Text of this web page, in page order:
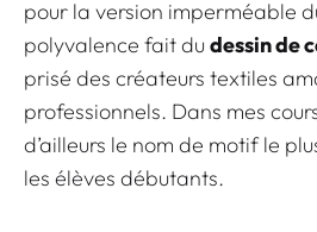
pour la version imperméable
polyvalence fait du dessin de
prisé des créateurs textiles
professionnels. Dans mes
d’ailleurs le nom de motif le
les élèves débutants.